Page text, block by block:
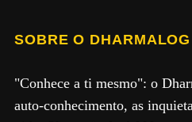
SOBRE O DHARMALOG
"Conhece a ti mesmo": o
auto-conhecimento, as